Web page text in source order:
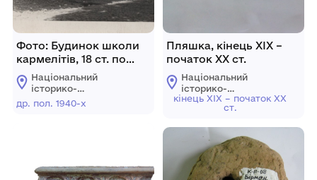
Фото: Будинок школи
кармелітів, 18 ст. по
вул. Татарській, 10 в м.
Кам’янці-
Подільському, друга
половина 1940-х років
Національний
історико-
архітектурний
др. пол. 1940-х
Пляшка, кінець ХІХ –
початок ХХ ст.
Національний
історико-
архітектурний
заповідник
кінець ХІХ – початок ХХ
ст.